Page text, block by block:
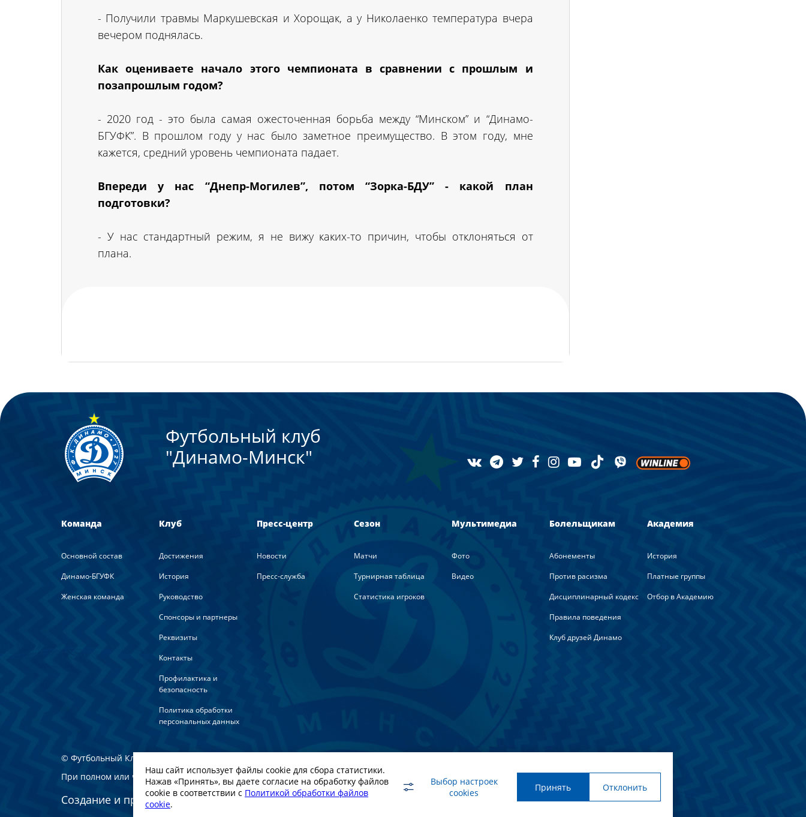
- Получили травмы Маркушевская и Хорощак, а у Николаенко температура вчера
вечером поднялась.
Как оцениваете начало этого чемпионата в сравнении с прошлым и
позапрошлым годом?
- 2020 год - это была самая ожесточенная борьба между “Минском” и “Динамо-
БГУФК”. В прошлом году у нас было заметное преимущество. В этом году, мне
кажется, средний уровень чемпионата падает.
Впереди у нас “Днепр-Могилев”, потом “Зорка-БДУ” - какой план
подготовки?
- У нас стандартный режим, я не вижу каких-то причин, чтобы отклоняться от
плана.
Футбольный клуб
"Динамо-Минск"
Команда
Основной состав
Динамо-БГУФК
Женская команда
Клуб
Достижения
История
Руководство
Спонсоры и партнеры
Реквизиты
Контакты
Профилактика и
безопасность
Политика обработки
персональных данных
Пресс-центр
Новости
Пресс-служба
Сезон
Матчи
Турнирная таблица
Статистика игроков
Мультимедиа
Фото
Видео
Болельщикам
Абонементы
Против расизма
Дисциплинарный кодекс
Правила поведения
Клуб друзей Динамо
Академия
История
Платные группы
Отбор в Академию
© Футбольный Клуб Динамо-Минск. 2022
При полном или частичном использовании материалов ссылка на официальный сайт ФК Динамо Минск обязательна
Создание и продвижение сайта - WebGroup.PRO
Наш сайт использует файлы cookie для сбора статистики.
Нажав «Принять», вы даете согласие на обработку файлов
cookie в соответствии с Политикой обработки файлов
cookie.
Выбор настроек
cookies
Принять Отклонить